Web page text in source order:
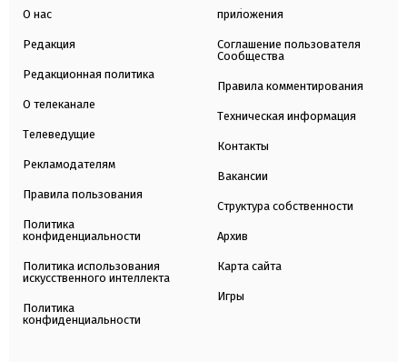
О нас
Редакция
Редакционная политика
О телеканале
Телеведущие
Рекламодателям
Правила пользования
Политика
конфиденциальности
Политика использования
искусственного интеллекта
Политика
конфиденциальности
приложения
Соглашение пользователя
Сообщества
Правила комментирования
Техническая информация
Контакты
Вакансии
Структура собственности
Архив
Карта сайта
Игры